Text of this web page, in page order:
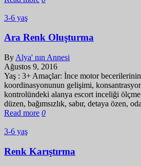
3-6 yaş
Ara Renk Oluşturma
By Alya' nın Annesi
Ağustos 9, 2016
Yaş : 3+ Amaçlar: İnce motor
koordinasyonunun gelişimi,
kontrolündeki alanya escort inceliği
düzen, bağımsızlık, sabır, detaya özen,
Read more 0
3-6 yaş
Renk Karıştırma